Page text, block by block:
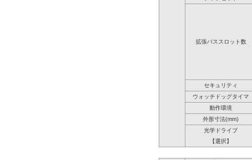
拡張バススロット数
セキュリティ
ウォッチドッグタイマ
動作環境
外形寸法(mm)
光学ドライブ
【選択】